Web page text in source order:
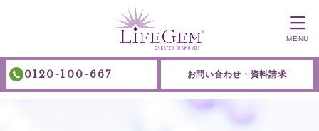
0120-100-667 お問い合わせ・資料請求
MENU